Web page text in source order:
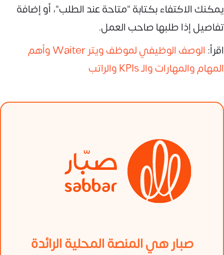
يمكنك الاكتفاء بكتابة "متاحة عند الطلب"، أو إضافة
تفاصيل إذا طلبها صاحب العمل.
اقرأ:
الوصف الوظيفي لموظف ويتر Waiter وأهم
المهام والمهارات والـ KPIs والراتب
صبار هي المنصة المحلية الرائدة